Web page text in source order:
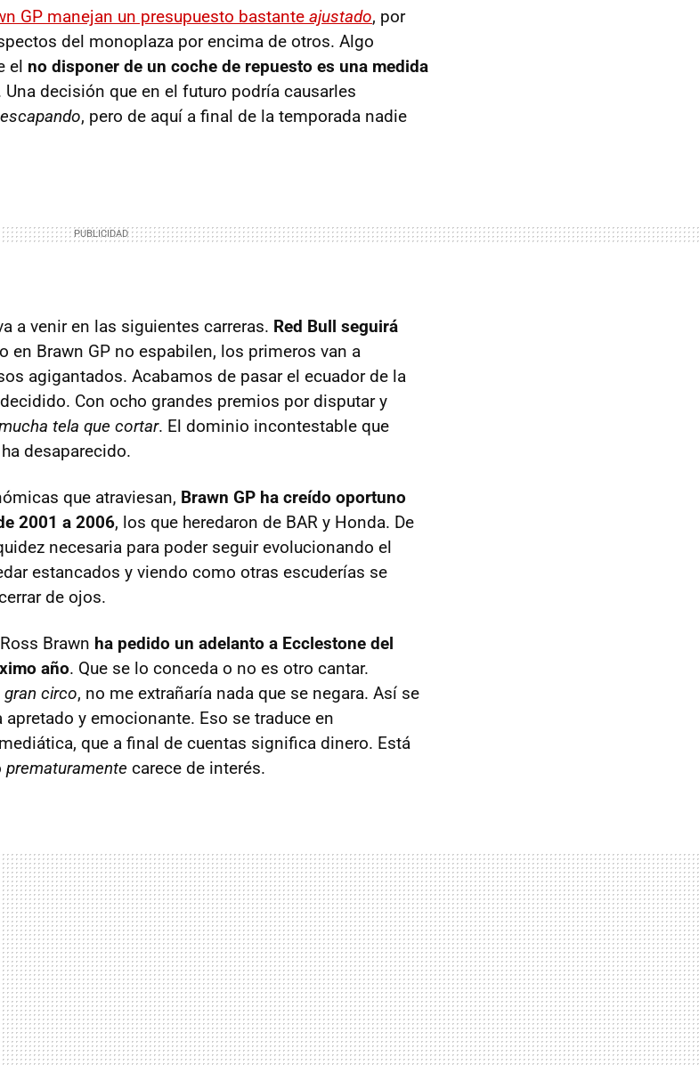
GP manejan un presupuesto bastante ajustado, por
del monoplaza por encima de otros. Algo
el no disponer de un coche de repuesto es una medida
decisión que en el futuro podría causarles
escapando, pero de aquí a final de la temporada nadie
a venir en las siguientes carreras. Red Bull seguirá
en Brawn GP no espabilen, los primeros van a
agigantados. Acabamos de pasar el ecuador de la
Con ocho grandes premios por disputar y
tela que cortar. El dominio incontestable que
desaparecido.
que atraviesan, Brawn GP ha creído oportuno
2001 a 2006, los que heredaron de BAR y Honda. De
necesaria para poder seguir evolucionando el
estancados y viendo como otras escuderías se
de ojos.
Brawn ha pedido un adelanto a Ecclestone del
año. Que se lo conceda o no es otro cantar.
gran circo, no me extrañaría nada que se negara. Así se
y emocionante. Eso se traduce en
que a final de cuentas significa dinero. Está
prematuramente carece de interés.